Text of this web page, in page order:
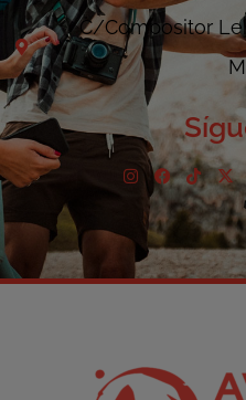
C/Compositor